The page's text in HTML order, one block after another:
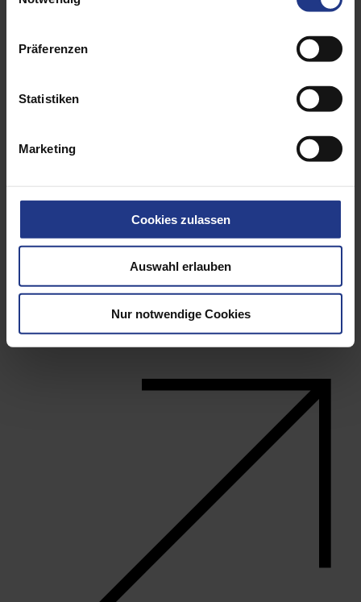
Präferenzen
Statistiken
Marketing
Cookies zulassen
Auswahl erlauben
Nur notwendige Cookies
Lifting means